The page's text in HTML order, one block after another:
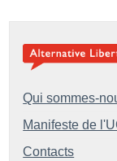
Qui sommes-
Manifeste de
Contacts